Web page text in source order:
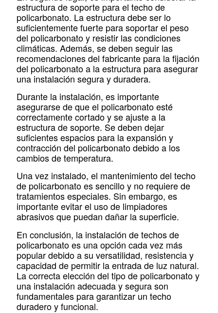
estructura de soporte para el techo de
policarbonato. La estructura debe ser lo
suficientemente fuerte para soportar el peso
del policarbonato y resistir las condiciones
climáticas. Además, se deben seguir las
recomendaciones del fabricante para la fijación
del policarbonato a la estructura para asegurar
una instalación segura y duradera.
Durante la instalación, es importante
asegurarse de que el policarbonato esté
correctamente cortado y se ajuste a la
estructura de soporte. Se deben dejar
suficientes espacios para la expansión y
contracción del policarbonato debido a los
cambios de temperatura.
Una vez instalado, el mantenimiento del techo
de policarbonato es sencillo y no requiere de
tratamientos especiales. Sin embargo, es
importante evitar el uso de limpiadores
abrasivos que puedan dañar la superficie.
En conclusión, la instalación de techos de
policarbonato es una opción cada vez más
popular debido a su versatilidad, resistencia y
capacidad de permitir la entrada de luz natural.
La correcta elección del tipo de policarbonato y
una instalación adecuada y segura son
fundamentales para garantizar un techo
duradero y funcional.